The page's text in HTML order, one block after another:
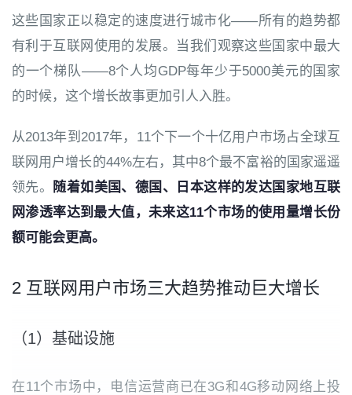
这些国家正以稳定的速度进行城市化——所有的趋势都
有利于互联网使用的发展。当我们观察这些国家中最大
的一个梯队——8个人均GDP每年少于5000美元的国家
的时候，这个增长故事更加引人入胜。
从2013年到2017年，11个下一个十亿用户市场占全球互
联网用户增长的44%左右，其中8个最不富裕的国家遥遥
领先。
随着如美国、德国、日本这样的发达国家地互联
网渗透率达到最大值，未来这11个市场的使用量增长份
额可能会更高。
2 互联网用户市场三大趋势推动巨大增长
（1）基础设施
在11个市场中，电信运营商已在3G和4G移动网络上投